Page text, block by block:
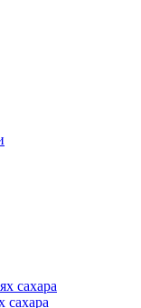
сахара
сахара